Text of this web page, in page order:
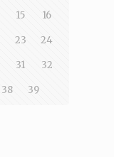
15 16
23 24
31 32
38 39